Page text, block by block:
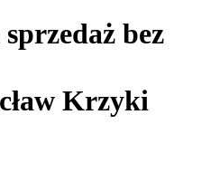
bez
Krzyki